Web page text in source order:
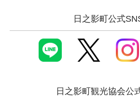
日之影町公式
日之影町観光協会公